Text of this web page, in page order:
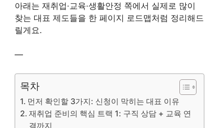
아래는 재취업·교육·생활안정 쪽에서 실제로 많이
찾는 대표 제도들을 한 페이지 로드맵처럼 정리해드
릴게요.
—
목차
먼저 확인할 3가지: 신청이 막히는 대표 이유
재취업 준비의 핵심 트랙 1: 구직 상담 + 교육 연
결까지